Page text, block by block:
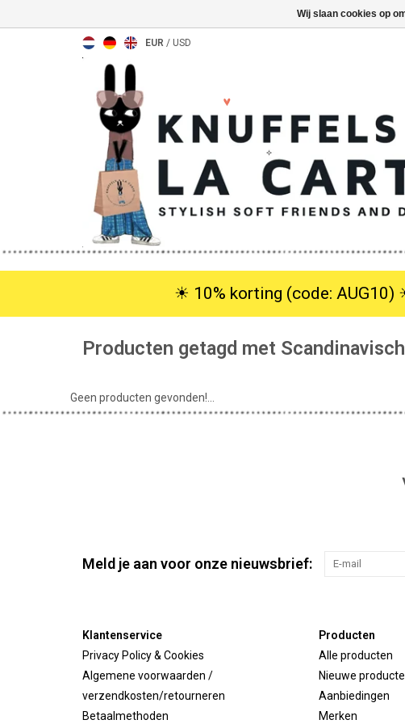
EUR / USD
☀︎ 10% korting (code: AUG10) ☀︎
Producten getagd met
Geen producten gevonden!...
Meld je aan voor onze nieuwsbrief:
Klantenservice
Privacy Policy & Cookies
Algemene voorwaarden /
verzendkosten/retourneren
Betaalmethoden
Producten
Alle producten
Nieuwe
Aanbiedingen
Merken
Wij slaan cookies op